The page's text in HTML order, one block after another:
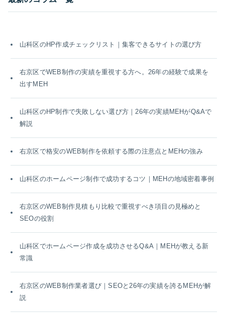
山科区のHP作成チェックリスト｜集客できるサイトの選び方
右京区でWEB制作の実績を重視する方へ。26年の経験で成果を
出すMEH
山科区のHP制作で失敗しない選び方｜26年の実績MEHがQ&Aで
解説
右京区で格安のWEB制作を依頼する際の注意点とMEHの強み
山科区のホームページ制作で成功するコツ｜MEHの地域密着事例
右京区のWEB制作見積もり比較で重視すべき項目の見極めと
SEOの役割
山科区でホームページ作成を成功させるQ&A｜MEHが教える新
常識
右京区のWEB制作業者選び｜SEOと26年の実績を誇るMEHが解
説